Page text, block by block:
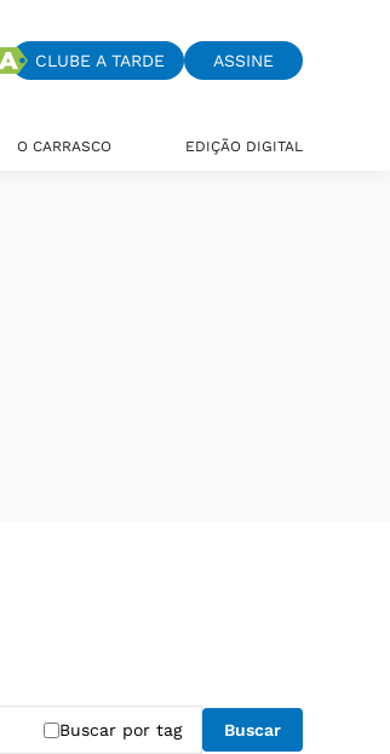
CLUBE A TARDE ASSINE
O CARRASCO EDIÇÃO DIGITAL
Buscar por tag Buscar